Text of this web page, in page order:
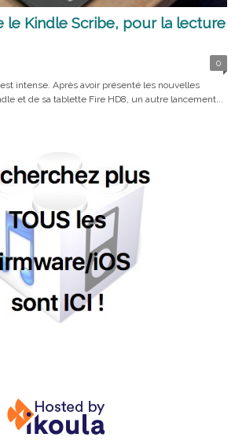
le Kindle Scribe, pour la lecture
0
intense. Après avoir présenté les nouvelles
et de sa tablette Fire HD8, un autre lancement...